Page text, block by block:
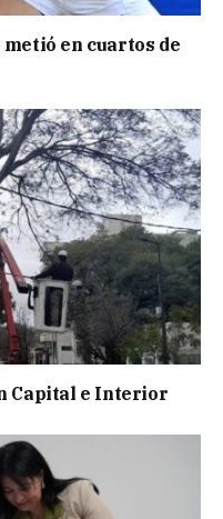
en cuartos de
Capital e Interior